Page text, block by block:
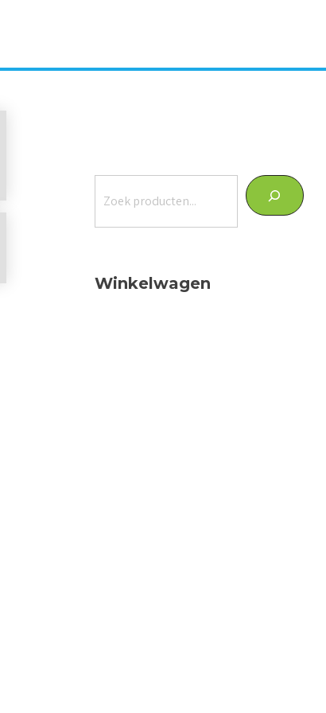
Winkelwagen